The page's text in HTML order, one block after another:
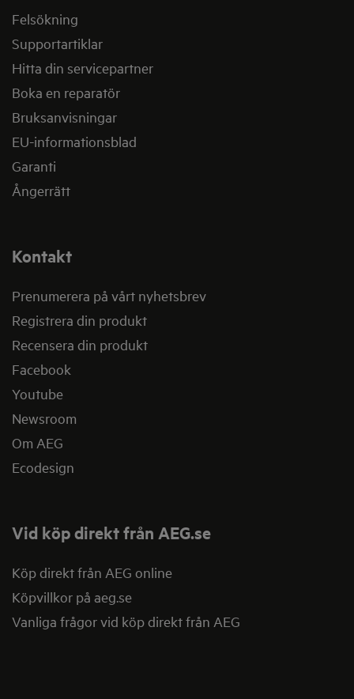
Felsökning
Supportartiklar
Hitta din servicepartner
Boka en reparatör
Bruksanvisningar
EU-informationsblad
Garanti
Ångerrätt
Kontakt
Prenumerera på vårt nyhetsbrev
Registrera din produkt
Recensera din produkt
Facebook
Youtube
Newsroom
Om AEG
Ecodesign
Vid köp direkt från AEG.se
Köp direkt från AEG online
Köpvillkor på aeg.se
Vanliga frågor vid köp direkt från AEG